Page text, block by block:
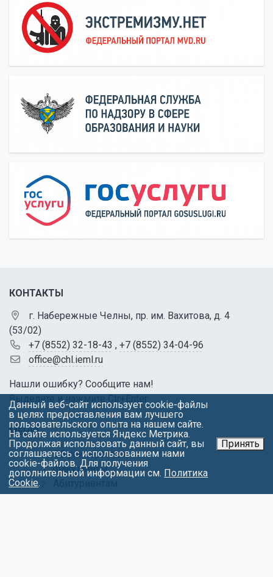
КОНТАКТЫ
г. Набережные Челны, пр. им. Вахитова, д. 4
(53/02)
+7 (8552) 32-18-43 , +7 (8552) 34-04-96
office@chl.ieml.ru
Нашли ошибку? Сообщите нам!
Выделите и нажмите Ctr+Enter
МЕНЮ
Об университете
Факультеты
Студентам
Данный веб-сайт использует cookie-файлы
в целях предоставления вам лучшего
пользовательского опыта на нашем сайте.
На сайте используется Яндекс Метрика.
Продолжая использовать данный сайт, вы
соглашаетесь с использованием нами
cookie-файлов. Для получения
дополнительной информации см. Политика
Cookie.
Принять